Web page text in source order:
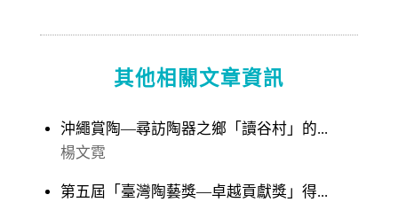
其他相關文章資訊
沖繩賞陶—尋訪陶器之鄉「讀谷村」的...
楊文霓
第五屆「臺灣陶藝獎—卓越貢獻獎」得...